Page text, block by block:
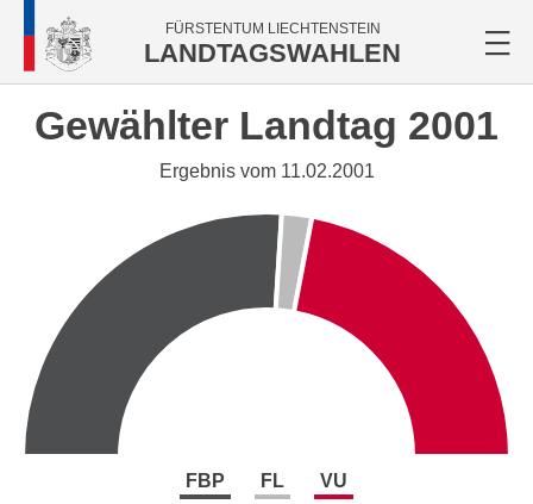
FÜRSTENTUM LIECHTENSTEIN
LANDTAGSWAHLEN
Gewählter Landtag 2001
Ergebnis vom 11.02.2001
FBP
FL
VU